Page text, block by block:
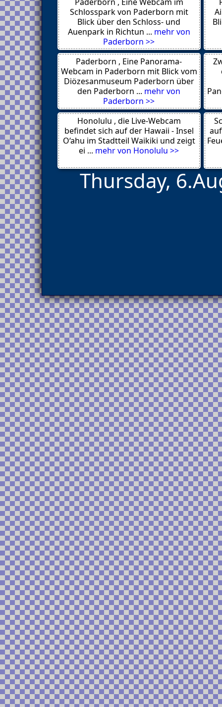
Ansbach
Mailand
Los Angeles
New York
Venedig
London
Cengiling
Trondheim
Amsterdam
Chemnitz
Hamburg
Ohakune
Lamai
Prag
Tokio
Bremen
Manhattan
Key West
Schlosspark von Paderborn mit
Blick über den Schloss- und
Auenpark in Richtun ... mehr von
Paderborn >>
Paderborn , Eine Panorama-
Webcam in Paderborn mit Blick vom
Diözesanmuseum Paderborn über
den Paderborn ... mehr von
Paderborn >>
Honolulu , die Live-Webcam
befindet sich auf der Hawaii - Insel
O‘ahu im Stadtteil Waikiki und zeigt
ei ... mehr von Honolulu >>
Thursday,